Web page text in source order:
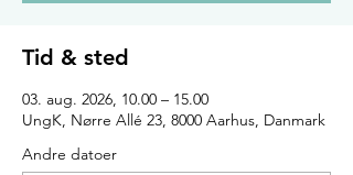
Tid & sted
03. aug. 2026, 10.00 – 15.00
UngK, Nørre Allé 23, 8000 Aarhus, Danmark
Andre datoer